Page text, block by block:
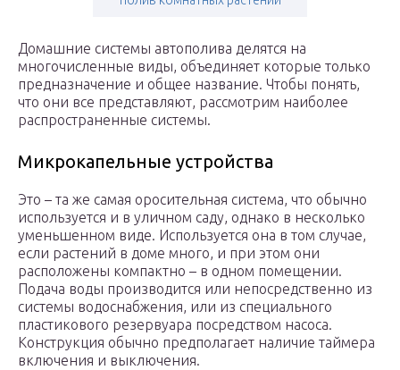
Домашние системы автополива делятся на
многочисленные виды, объединяет которые только
предназначение и общее название. Чтобы понять,
что они все представляют, рассмотрим наиболее
распространенные системы.
Микрокапельные устройства
Это – та же самая оросительная система, что обычно
используется и в уличном саду, однако в несколько
уменьшенном виде. Используется она в том случае,
если растений в доме много, и при этом они
расположены компактно – в одном помещении.
Подача воды производится или непосредственно из
системы водоснабжения, или из специального
пластикового резервуара посредством насоса.
Конструкция обычно предполагает наличие таймера
включения и выключения.